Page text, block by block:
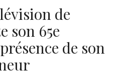
de
son 65e
de son